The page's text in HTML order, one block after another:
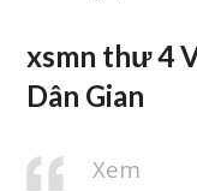
xsmn thư 4
Dân Gian
Xem